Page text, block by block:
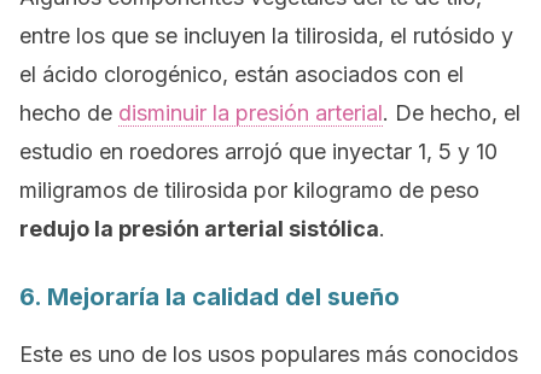
entre los que se incluyen la tilirosida, el rutósido y
el ácido clorogénico, están asociados con el
hecho de disminuir la presión arterial. De hecho, el
estudio en roedores arrojó que inyectar 1, 5 y 10
miligramos de tilirosida por kilogramo de peso
redujo la presión arterial sistólica.
6. Mejoraría la calidad del sueño
Este es uno de los usos populares más conocidos